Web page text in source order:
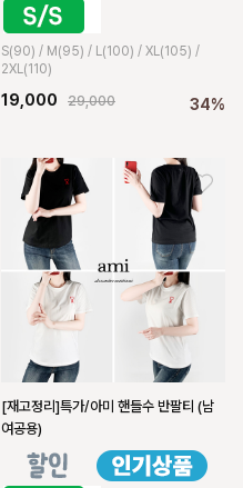
S(90) / M(95) / L(100) / XL(105) /
2XL(110)
19,000 29,000 34%
[재고정리]특가/아미 핸들수 반팔티 (남
여공용)